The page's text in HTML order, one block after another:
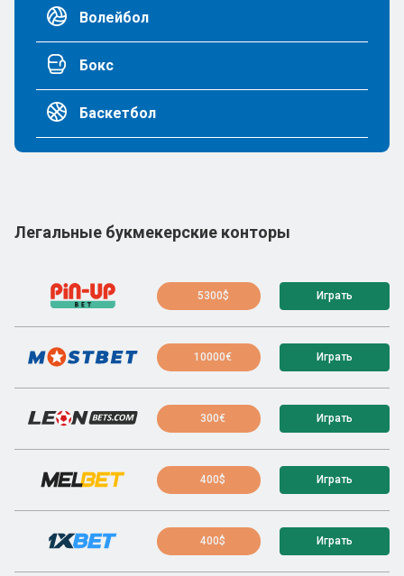
Волейбол
Бокс
Баскетбол
Легальные букмекерские конторы
5300$ Играть
10000€ Играть
300€ Играть
400$ Играть
400$ Играть